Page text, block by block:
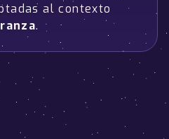
al contexto
.